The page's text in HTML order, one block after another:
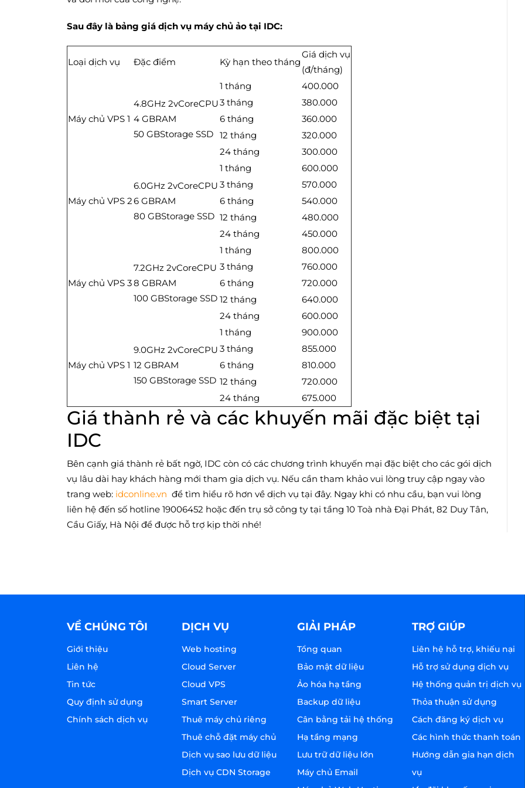
Sau đây là bảng giá dịch vụ máy chủ ảo tại IDC:
Loại dịch vụ Đặc điểm Kỳ hạn theo tháng
Giá dịch vụ
(đ/tháng)
Máy chủ VPS 1
4.8GHz 2vCoreCPU
4 GBRAM
50 GBStorage SSD
1 tháng
400.000
3 tháng
380.000
6 tháng
360.000
12 tháng
320.000
24 tháng
300.000
Máy chủ VPS 2
6.0GHz 2vCoreCPU
6 GBRAM
80 GBStorage SSD
1 tháng
600.000
3 tháng
570.000
6 tháng
540.000
12 tháng
480.000
24 tháng
450.000
Máy chủ VPS 3
7.2GHz 2vCoreCPU
8 GBRAM
100 GBStorage SSD
1 tháng
800.000
3 tháng
760.000
6 tháng
720.000
12 tháng
640.000
24 tháng
600.000
Máy chủ VPS 1
9.0GHz 2vCoreCPU
12 GBRAM
150 GBStorage SSD
1 tháng
900.000
3 tháng
855.000
6 tháng
810.000
12 tháng
720.000
24 tháng
675.000
Giá thành rẻ và các khuyến mãi đặc biệt tại
IDC
Bên cạnh giá thành rẻ bất ngờ, IDC còn có các chương trình khuyến mại đặc biệt cho các gói dịch
vụ lâu dài hay khách hàng mới tham gia dịch vụ. Nếu cần tham khảo vui lòng truy cập ngay vào
trang web: idconline.vn để tìm hiểu rõ hơn về dịch vụ tại đây. Ngay khi có nhu cầu, bạn vui lòng
liên hệ đến số hotline 19006452 hoặc đến trụ sở công ty tại tầng 10 Toà nhà Đại Phát, 82 Duy Tân,
Cầu Giấy, Hà Nội để được hỗ trợ kịp thời nhé!
VỀ CHÚNG TÔI
Giới thiệu
Liên hệ
Tin tức
Quy định sử dụng
Chính sách dịch vụ
DỊCH VỤ
Web hosting
Cloud Server
Cloud VPS
Smart Server
Thuê máy chủ riêng
Thuê chỗ đặt máy chủ
Dịch vụ sao lưu dữ liệu
Dịch vụ CDN Storage
GIẢI PHÁP
Tổng quan
Bảo mật dữ liệu
Ảo hóa hạ tầng
Backup dữ liệu
Cân bằng tải hệ thống
Hạ tầng mạng
Lưu trữ dữ liệu lớn
Máy chủ Email
TRỢ GIÚP
Liên hệ hỗ trợ, khiếu nại
Hỗ trợ sử dụng dịch vụ
Hệ thống quản trị dịch vụ
Thỏa thuận sử dụng
Cách đăng ký dịch vụ
Các hình thức thanh toán
Hướng dẫn gia hạn dịch
vụ